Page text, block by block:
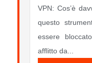
VPN: Cos’è
questo
essere
afflitto da...